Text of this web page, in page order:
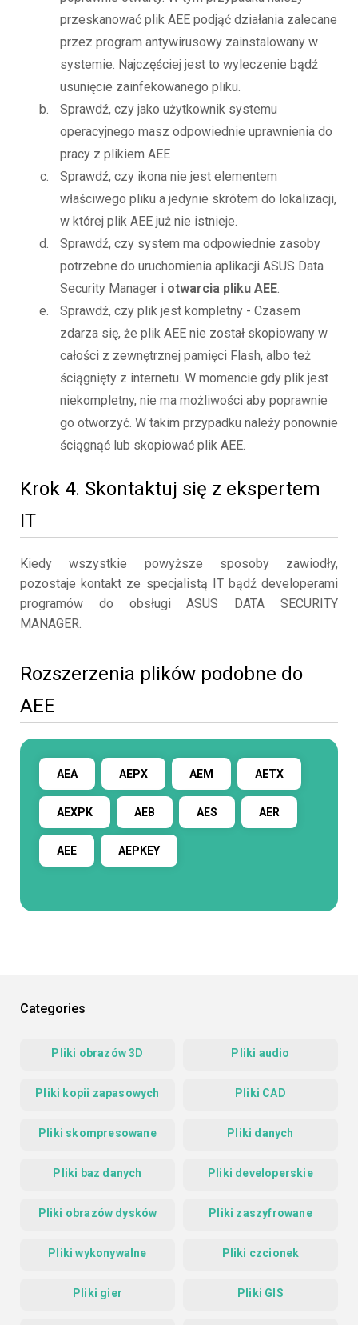
przeskanować plik AEE podjąć działania zalecane
przez program antywirusowy zainstalowany w
systemie. Najczęściej jest to wyleczenie bądź
usunięcie zainfekowanego pliku.
Sprawdź, czy jako użytkownik systemu
operacyjnego masz odpowiednie uprawnienia do
pracy z plikiem AEE
Sprawdź, czy ikona nie jest elementem
właściwego pliku a jedynie skrótem do lokalizacji,
w której plik AEE już nie istnieje.
Sprawdź, czy system ma odpowiednie zasoby
potrzebne do uruchomienia aplikacji ASUS Data
Security Manager i otwarcia pliku AEE.
Sprawdź, czy plik jest kompletny - Czasem
zdarza się, że plik AEE nie został skopiowany w
całości z zewnętrznej pamięci Flash, albo też
ściągnięty z internetu. W momencie gdy plik jest
niekompletny, nie ma możliwości aby poprawnie
go otworzyć. W takim przypadku należy ponownie
ściągnąć lub skopiować plik AEE.
Krok 4. Skontaktuj się z ekspertem
IT
Kiedy wszystkie powyższe sposoby zawiodły,
pozostaje kontakt ze specjalistą IT bądź developerami
programów do obsługi ASUS DATA SECURITY
MANAGER.
Rozszerzenia plików podobne do
AEE
AEA AEPX AEM AETX
AEXPK AEB AES AER
AEE AEPKEY
Categories
Pliki obrazów 3D Pliki audio
Pliki kopii zapasowych Pliki CAD
Pliki skompresowane Pliki danych
Pliki baz danych Pliki developerskie
Pliki obrazów dysków Pliki zaszyfrowane
Pliki wykonywalne Pliki czcionek
Pliki gier Pliki GIS